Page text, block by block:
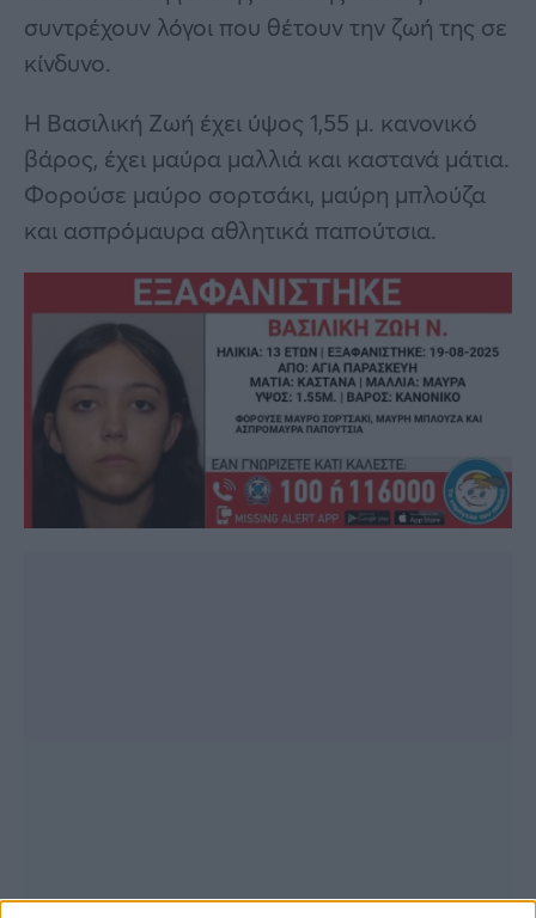
συντρέχουν λόγοι που θέτουν την ζωή της σε
κίνδυνο.
Η Βασιλική Ζωή έχει ύψος 1,55 μ. κανονικό
βάρος, έχει μαύρα μαλλιά και καστανά μάτια.
Φορούσε μαύρο σορτσάκι, μαύρη μπλούζα
και ασπρόμαυρα αθλητικά παπούτσια.